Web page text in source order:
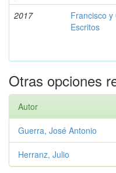
2017
Francisco y
Escritos
Otras opciones
Autor
Guerra, José Antonio
Herranz, Julio